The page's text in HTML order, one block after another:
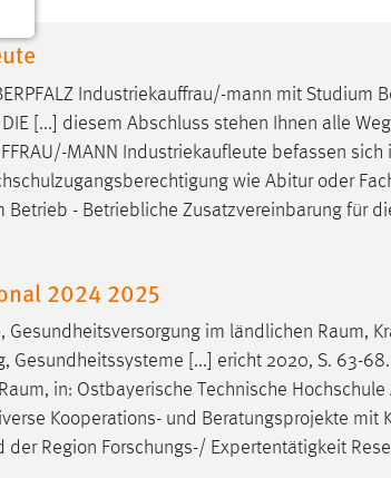
Industriekauffrau/-mann mit Studium
[...] diesem Abschluss stehen Ihnen alle
MANN
Industriekaufleute befassen sich
wie Abitur oder
Betrieb - Betriebliche Zusatzvereinbarung für
2024 2025
Gesundheitsversorgung im ländlichen Raum,
Gesundheitssysteme [...] ericht 2020, S. 63-
Raum, in: Ostbayerische Technische
Kooperations- und Beratungsprojekte mit
der Region Forschungs-/ Expertentätigkeit